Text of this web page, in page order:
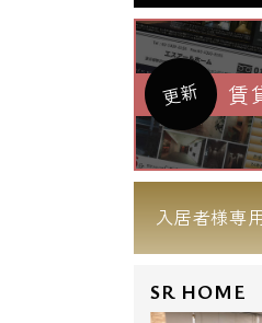
更新 賃
入居者様専
SR HOME